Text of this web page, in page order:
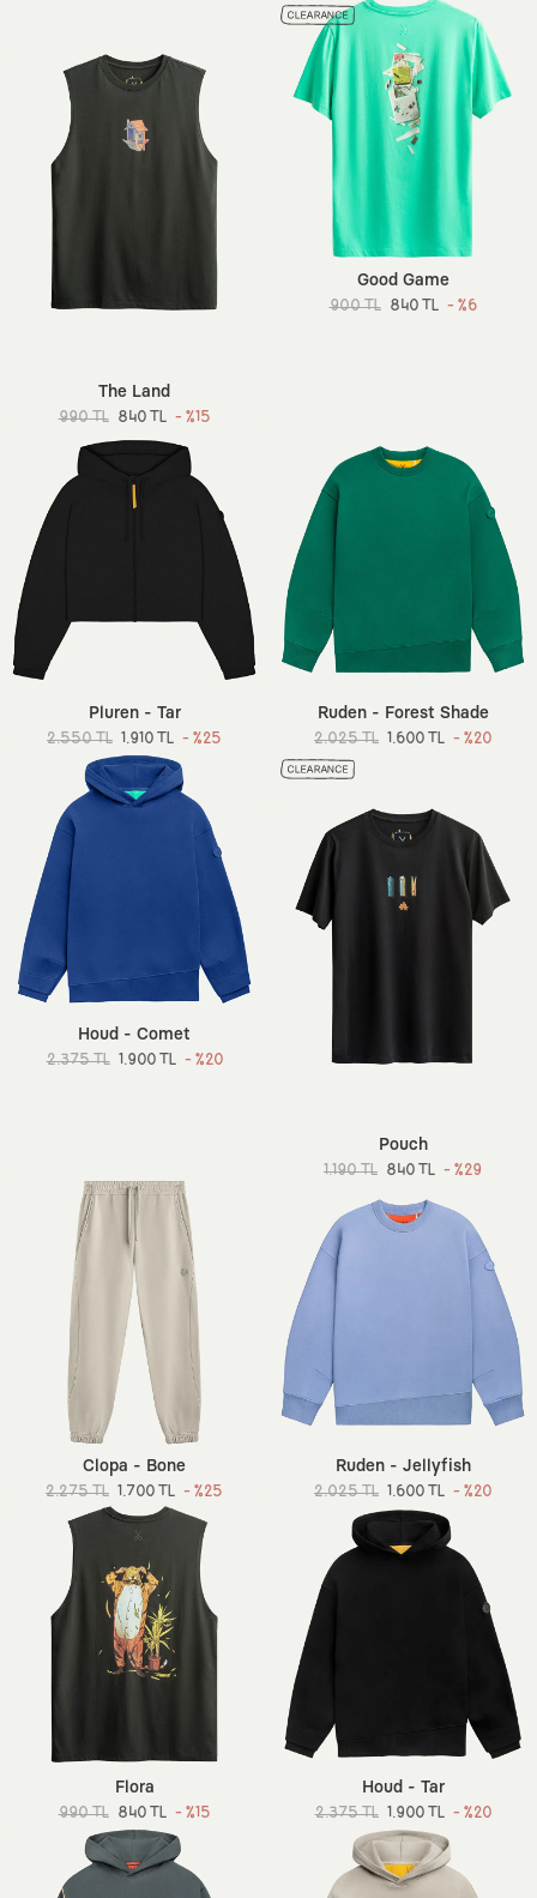
The Land
990 TL 840 TL - %15
Good Game
900 TL 840 TL - %6
Pluren - Tar
2.550 TL 1.910 TL - %25
Ruden - Forest Shade
2.025 TL 1.600 TL - %20
Houd - Comet
2.375 TL 1.900 TL - %20
Pouch
1.190 TL 840 TL - %29
Clopa - Bone
2.275 TL 1.700 TL - %25
Ruden - Jellyfish
2.025 TL 1.600 TL - %20
Flora
990 TL 840 TL - %15
Houd - Tar
2.375 TL 1.900 TL - %20